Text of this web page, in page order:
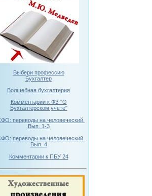
Выбери профессию
Бухгалтер
Волшебная бухгалтерия
Комментарии к ФЗ "О
Бухгалтерском учете"
переводы на человеческий.
Вып. 1-3
переводы на человеческий.
Вып. 4
Комментарии к ПБУ 24